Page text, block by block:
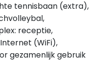
tennisbaan (extra),
receptie,
(WiFi),
gezamenlijk gebruik